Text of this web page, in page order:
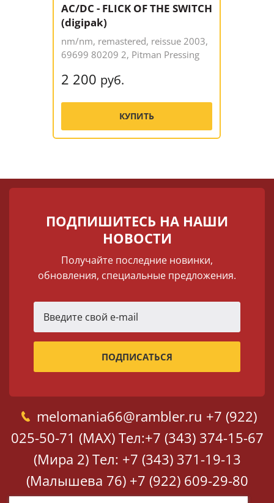
AC/DC - FLICK OF THE SWITCH
(digipak)
nm/nm, remastered, reissue 2003,
69699 80209 2, Pitman Pressing
2 200 руб.
КУПИТЬ
ПОДПИШИТЕСЬ НА НАШИ
НОВОСТИ
Получайте последние новинки,
обновления, специальные предложения.
melomania66@rambler.ru +7 (922)
025-50-71 (MAX) Тел:+7 (343) 374-15-67
(Мира 2) Тел: +7 (343) 371-19-13
(Малышева 76) +7 (922) 609-29-80